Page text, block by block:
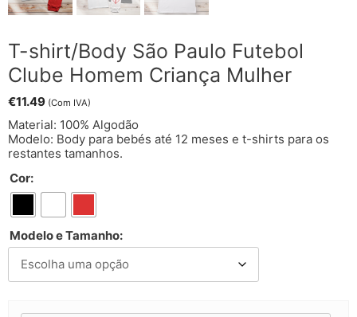
T-shirt/Body São Paulo Futebol
Clube Homem Criança Mulher
€11.49 (Com IVA)
Material: 100% Algodão
Modelo: Body para bebés até 12 meses e t-shirts para os
restantes tamanhos.
Cor:
Modelo e Tamanho: